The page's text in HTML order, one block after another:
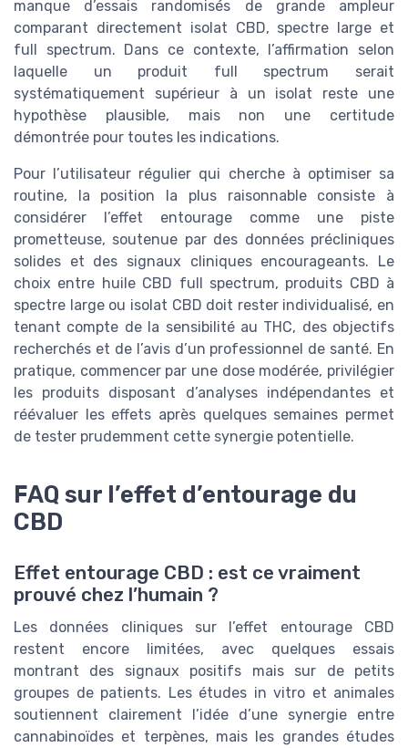
manque d’essais randomisés de grande ampleur
comparant directement isolat CBD, spectre large et
full spectrum. Dans ce contexte, l’affirmation selon
laquelle un produit full spectrum serait
systématiquement supérieur à un isolat reste une
hypothèse plausible, mais non une certitude
démontrée pour toutes les indications.
Pour l’utilisateur régulier qui cherche à optimiser sa
routine, la position la plus raisonnable consiste à
considérer l’effet entourage comme une piste
prometteuse, soutenue par des données précliniques
solides et des signaux cliniques encourageants. Le
choix entre huile CBD full spectrum, produits CBD à
spectre large ou isolat CBD doit rester individualisé, en
tenant compte de la sensibilité au THC, des objectifs
recherchés et de l’avis d’un professionnel de santé. En
pratique, commencer par une dose modérée, privilégier
les produits disposant d’analyses indépendantes et
réévaluer les effets après quelques semaines permet
de tester prudemment cette synergie potentielle.
FAQ sur l’effet d’entourage du
CBD
Effet entourage CBD : est ce vraiment
prouvé chez l’humain ?
Les données cliniques sur l’effet entourage CBD
restent encore limitées, avec quelques essais
montrant des signaux positifs mais sur de petits
groupes de patients. Les études in vitro et animales
soutiennent clairement l’idée d’une synergie entre
cannabinoïdes et terpènes, mais les grandes études